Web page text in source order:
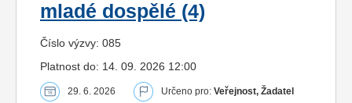
mladé dospělé (4)
Číslo výzvy: 085
Platnost do: 14. 09. 2026 12:00
29. 6. 2026 Určeno pro: Veřejnost, Žadatel